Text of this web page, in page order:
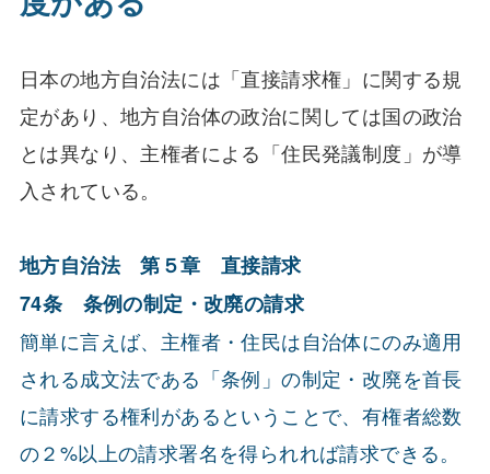
日本の地方自治法には「直接請求権」に関する規
定があり、地方自治体の政治に関しては国の政治
とは異なり、主権者による「住民発議制度」が導
入されている。
地方自治法 第５章 直接請求
74条 条例の制定・改廃の請求
簡単に言えば、主権者・住民は自治体にのみ適用
される成文法である「条例」の制定・改廃を首長
に請求する権利があるということで、有権者総数
の２%以上の請求署名を得られれば請求できる。